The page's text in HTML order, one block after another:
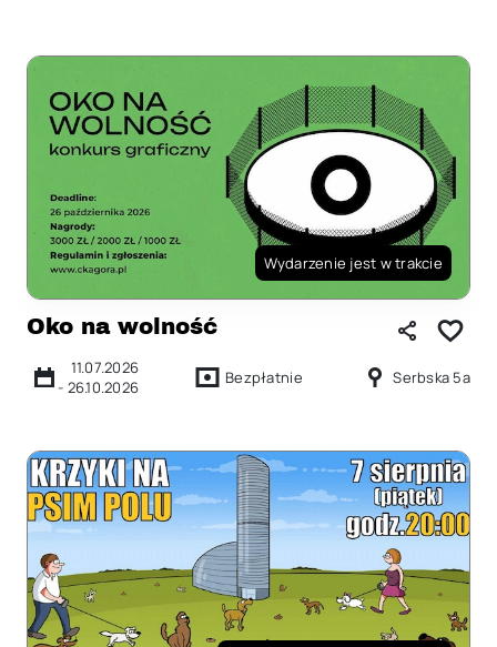
Wydarzenie jest w trakcie
Oko na wolność
11.07.2026
- 26.10.2026 Bezpłatnie Serbska 5a